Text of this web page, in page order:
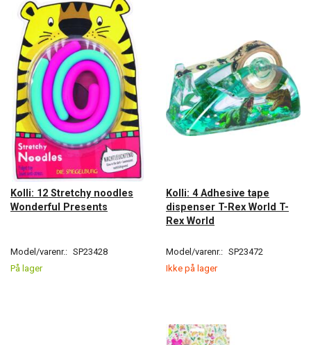
Kolli: 12 Stretchy noodles
Wonderful Presents
Model/varenr.: SP23428
På lager
Kolli: 4 Adhesive tape
dispenser T-Rex World T-
Rex World
Model/varenr.: SP23472
Ikke på lager